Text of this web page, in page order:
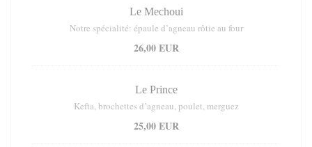
Le Mechoui
Notre spécialité: épaule d’agneau rôtie au four
26,00 EUR
Le Prince
Kefta, brochettes d’agneau, poulet, merguez
25,00 EUR